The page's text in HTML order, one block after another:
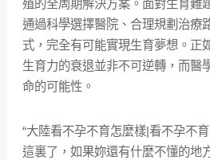
殖的全周期解決方案。面對生育難
通過科學選擇醫院、合理規劃治療
式，完全有可能實現生育夢想。正
生育力的衰退並非不可逆轉，而醫
命的可能性。
“大陸看不孕不育怎麼樣|看不孕不
這裏了，如果妳還有什麼不懂的地